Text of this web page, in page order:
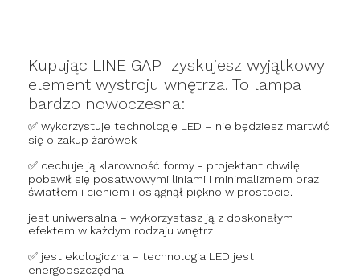
Kupując LINE GAP zyskujesz wyjątkowy
element wystroju wnętrza. To lampa
bardzo nowoczesna:
✅ wykorzystuje technologię LED – nie będziesz martwić
się o zakup żarówek
✅ cechuje ją klarowność formy - projektant chwilę
pobawił się posatwowymi liniami i minimalizmem oraz
światłem i cieniem i osiągnął piękno w prostocie.
jest uniwersalna – wykorzystasz ją z doskonałym
efektem w każdym rodzaju wnętrz
✅ jest ekologiczna – technologia LED jest
energooszczędna